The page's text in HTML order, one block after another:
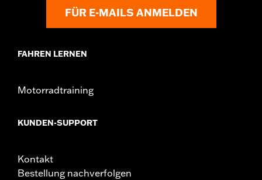
FÜR E-MAILS ANMELDEN
FAHREN LERNEN
Motorradtraining
KUNDEN-SUPPORT
Kontakt
Bestellung nachverfolgen